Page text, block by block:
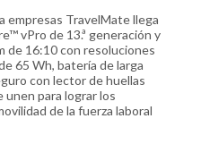
empresas TravelMate llega
vPro de 13.ª generación y
de 16:10 con resoluciones
65 Wh, batería de larga
con lector de huellas
unen para lograr los
de la fuerza laboral